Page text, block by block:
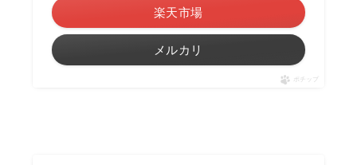
楽天市場
メルカリ
ポチップ